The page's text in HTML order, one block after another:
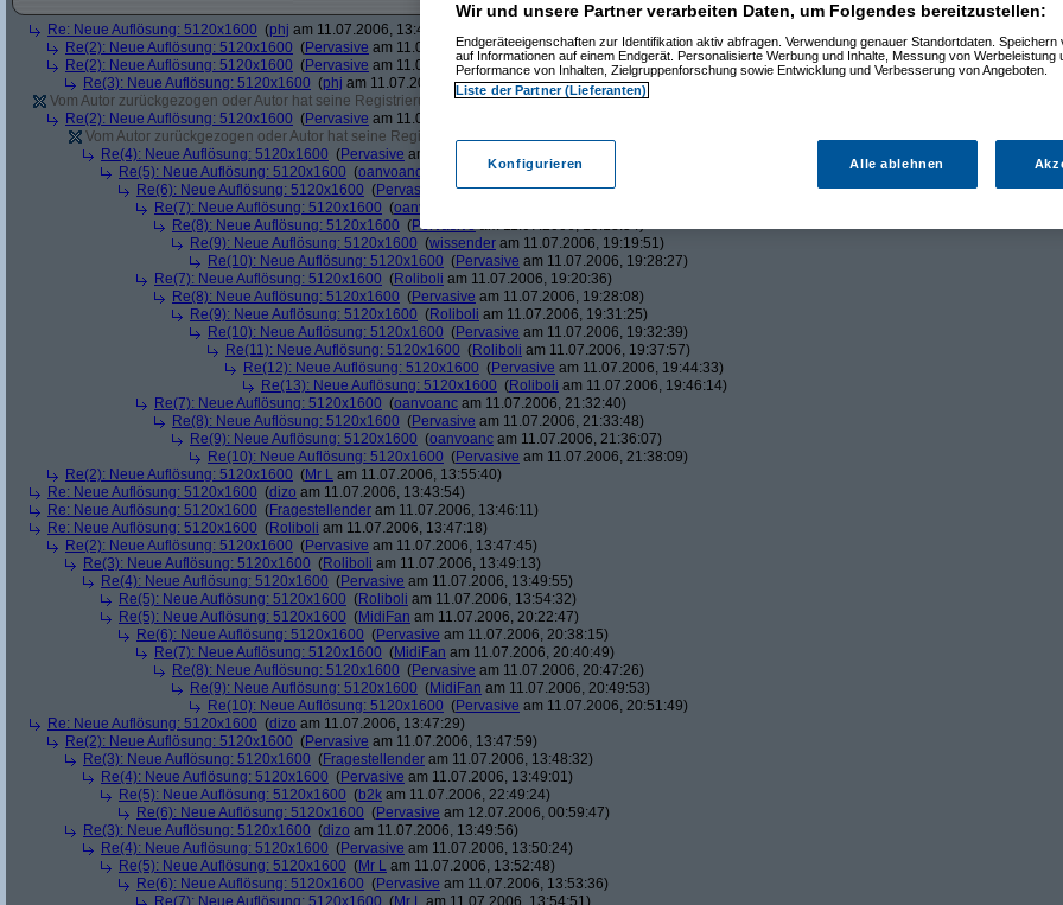
Re: Neue Auflösung: 5120x1600 (phj am 11.07.2006, 13:40:39)
Re(2): Neue Auflösung: 5120x1600 (Pervasive am 11.07.2006, 13:41:12)
Re(2): Neue Auflösung: 5120x1600 (Pervasive am 11.07.2006, 13:51:49)
Re(3): Neue Auflösung: 5120x1600 (phj am 11.07.2006, 13:52:12)
Vom Autor zurückgezogen oder Autor hat seine Registrierung nicht bestätigt(Nagelfaram 11.07.2006, 13:41:09)
Re(2): Neue Auflösung: 5120x1600 (Pervasive am 11.07.2006, 13:41:43)
Vom Autor zurückgezogen oder Autor hat seine Registrierung nicht bestätigt(Nagelfar
Re(4): Neue Auflösung: 5120x1600 (Pervasive am 11.07.2006, 13:43:22)
Re(5): Neue Auflösung: 5120x1600 (oanvoanc
am 11.07.2006, 19:06:23)
Re(6): Neue Auflösung: 5120x1600 (Pervasive
am 11.07.2006, 19:16:41)
Re(7): Neue Auflösung: 5120x1600 (oanvoanc
Re(8): Neue Auflösung: 5120x1600 (Pervasiveam 11.07.2006, 19:18:54)
Re(9): Neue Auflösung: 5120x1600 (wissender am 11.07.2006, 19:19:51)
Re(10): Neue Auflösung: 5120x1600 (Pervasive am 11.07.2006, 19:28:27)
Re(7): Neue Auflösung: 5120x1600 (Roliboli am 11.07.2006, 19:20:36)
Re(8): Neue Auflösung: 5120x1600 (Pervasive am 11.07.2006, 19:28:08)
Re(9): Neue Auflösung: 5120x1600 (Roliboli am 11.07.2006, 19:31:25)
Re(10): Neue Auflösung: 5120x1600 (Pervasive am 11.07.2006, 19:32:39)
Re(11): Neue Auflösung: 5120x1600 (Roliboli am 11.07.2006, 19:37:57)
Re(12): Neue Auflösung: 5120x1600 (Pervasive am 11.07.2006, 19:44:33)
Re(13): Neue Auflösung: 5120x1600 (Roliboli am 11.07.2006, 19:46:14)
Re(7): Neue Auflösung: 5120x1600 (oanvoanc am 11.07.2006, 21:32:40)
Re(8): Neue Auflösung: 5120x1600 (Pervasive am 11.07.2006, 21:33:48)
Re(9): Neue Auflösung: 5120x1600 (oanvoanc am 11.07.2006, 21:36:07)
Re(10): Neue Auflösung: 5120x1600 (Pervasive am 11.07.2006, 21:38:09)
Re(2): Neue Auflösung: 5120x1600 (Mr L am 11.07.2006, 13:55:40)
Re: Neue Auflösung: 5120x1600 (dizo am 11.07.2006, 13:43:54)
Re: Neue Auflösung: 5120x1600 (Fragestellender am 11.07.2006, 13:46:11)
Re: Neue Auflösung: 5120x1600 (Roliboli am 11.07.2006, 13:47:18)
Re(2): Neue Auflösung: 5120x1600 (Pervasive am 11.07.2006, 13:47:45)
Re(3): Neue Auflösung: 5120x1600 (Roliboli am 11.07.2006, 13:49:13)
Re(4): Neue Auflösung: 5120x1600 (Pervasive am 11.07.2006, 13:49:55)
Re(5): Neue Auflösung: 5120x1600 (Roliboli am 11.07.2006, 13:54:32)
Re(5): Neue Auflösung: 5120x1600 (MidiFan am 11.07.2006, 20:22:47)
Re(6): Neue Auflösung: 5120x1600 (Pervasive am 11.07.2006, 20:38:15)
Re(7): Neue Auflösung: 5120x1600 (MidiFan am 11.07.2006, 20:40:49)
Re(8): Neue Auflösung: 5120x1600 (Pervasive am 11.07.2006, 20:47:26)
Re(9): Neue Auflösung: 5120x1600 (MidiFan am 11.07.2006, 20:49:53)
Re(10): Neue Auflösung: 5120x1600 (Pervasive am 11.07.2006, 20:51:49)
Re: Neue Auflösung: 5120x1600 (dizo am 11.07.2006, 13:47:29)
Re(2): Neue Auflösung: 5120x1600 (Pervasive am 11.07.2006, 13:47:59)
Re(3): Neue Auflösung: 5120x1600 (Fragestellender am 11.07.2006, 13:48:32)
Re(4): Neue Auflösung: 5120x1600 (Pervasive am 11.07.2006, 13:49:01)
Re(5): Neue Auflösung: 5120x1600 (b2k am 11.07.2006, 22:49:24)
Re(6): Neue Auflösung: 5120x1600 (Pervasive am 12.07.2006, 00:59:47)
Re(3): Neue Auflösung: 5120x1600 (dizo am 11.07.2006, 13:49:56)
Re(4): Neue Auflösung: 5120x1600 (Pervasive am 11.07.2006, 13:50:24)
Re(5): Neue Auflösung: 5120x1600 (Mr L am 11.07.2006, 13:52:48)
Re(6): Neue Auflösung: 5120x1600 (Pervasive am 11.07.2006, 13:53:36)
Re(7): Neue Auflösung: 5120x1600 (Mr L am 11.07.2006, 13:54:51)
Wir und unsere Partner verarbeiten Daten, um Folgendes bereitzustellen:
Endgeräteeigenschaften zur Identifikation aktiv abfragen. Verwendung genauer Standortdaten. Speichern
auf Informationen auf einem Endgerät. Personalisierte Werbung und Inhalte, Messung von Werbeleistung
Performance von Inhalten, Zielgruppenforschung sowie Entwicklung und Verbesserung von Angeboten.
Liste der Partner (Lieferanten)
Konfigurieren Alle ablehnen